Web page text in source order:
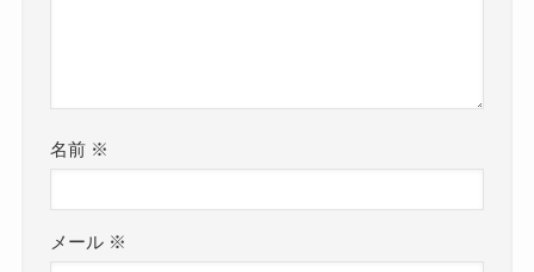
名前 ※
メール ※